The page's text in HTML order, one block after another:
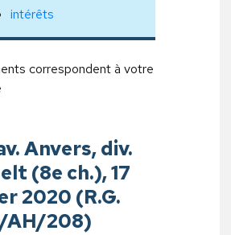
intérêts
correspondent à votre
Anvers, div.
(8e ch.), 17
2020 (R.G.
AH/208)